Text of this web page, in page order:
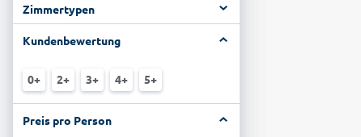
Zimmertypen
Kundenbewertung
0+ 2+ 3+ 4+ 5+
Preis pro Person